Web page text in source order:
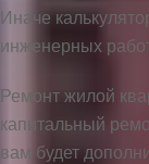
Иначе
инженерных
Ремонт жилой
капитальный
вам будет